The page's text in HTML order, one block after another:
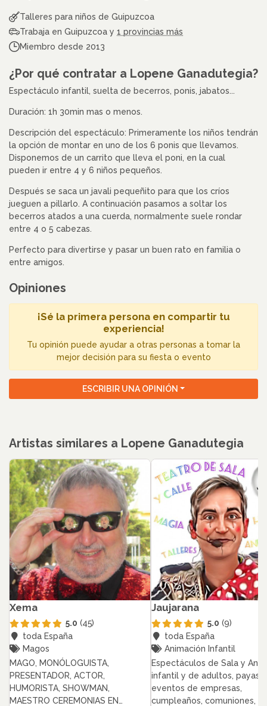
Talleres para niños de Guipuzcoa
Trabaja en Guipuzcoa y 1 provincias más
Miembro desde 2013
¿Por qué contratar a Lopene Ganadutegia?
Espectáculo infantil, suelta de becerros, ponis, jabatos...
Duración: 1h 30min mas o menos.
Descripción del espectáculo: Primeramente los niños tendrán
la opción de montar en uno de los 6 ponis que llevamos.
Disponemos de un carrito que lleva el poni, en la cual
pueden ir entre 4 y 6 niños pequeños.
Después se saca un javali pequeñito para que los críos
jueguen a pillarlo. A continuación pasamos a soltar los
becerros atados a una cuerda, normalmente suele rondar
entre 4 o 5 cabezas.
Perfecto para divertirse y pasar un buen rato en familia o
entre amigos.
Opiniones
¡Sé la primera persona en compartir tu
experiencia!
Tu opinión puede ayudar a otras personas a tomar la
mejor decisión para su fiesta o evento
ESCRIBIR UNA OPINIÓN
Artistas similares a Lopene Ganadutegia
Xema
5.0 (45)
toda España
Magos
MAGO, MONÓLOGUISTA,
PRESENTADOR, ACTOR,
HUMORISTA, SHOWMAN,
MAESTRO CEREMONIAS EN
Jaujarana
5.0 (9)
toda España
Animación Infantil
Espectáculos de Sala y
infantil y de adultos,
eventos de empresas,
cumpleaños, comuniones,